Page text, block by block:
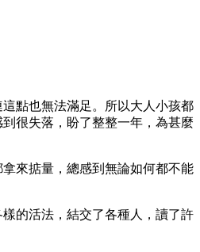
點也無法滿足。所以大人小孩都
很失落，盼了整整一年，為甚麼
來掂量，總感到無論如何都不能
的活法，結交了各種人，讀了許